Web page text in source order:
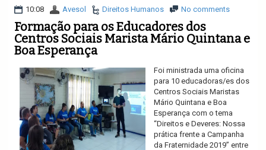
10:08 Avesol Direitos Humanos No comments
Formação para os Educadores dos
Centros Sociais Marista Mário Quintana e
Boa Esperança
Foi ministrada uma oficina
para 10 educadoras/es dos
Centros Sociais Maristas
Mário Quintana e Boa
Esperança com o tema
“Direitos e Deveres: Nossa
prática frente a Campanha
da Fraternidade 2019” entre